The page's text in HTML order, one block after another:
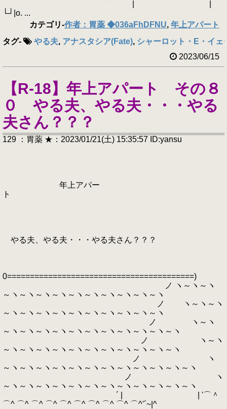
└┘|o. ...
カテゴリ-作者：胃薬 ◆036aFhDFNU, 年上アパート
タグ- やる夫, アナスタシア(Fate), シャーロット・E・イェ
2023/06/15
【R-18】年上アパート その８
０ やる夫、やる夫・・・やる
夫さん？？？
129 ：胃薬 ★：2023/01/21(土) 15:35:57 ID:yansu
年上アパー
ト
やる夫、やる夫・・・やる夫さん？？？
0=========================================)
ノ ヽ～ヽ～ヽ
～ヽ～ヽ～ヽ～ヽ～ヽ～ヽ～ヽ～ヽ～ヽ～ヽ
ノ ヽ～ヽ～ヽ
～ヽ～ヽ～ヽ～ヽ～ヽ～ヽ～ヽ～ヽ～ヽ～ヽ
ノ ヽ～ヽ
～ヽ～ヽ～ヽ～ヽ～ヽ～ヽ～ヽ～ヽ～ヽ～ヽ～ヽ
ノ ヽ～ヽ
～ヽ～ヽ～ヽ～ヽ～ヽ～ヽ～ヽ～ヽ～ヽ～ヽ～ヽ
ノ ヽ
～ヽ～ヽ～ヽ～ヽ～ヽ～ヽ～ヽ～ヽ～ヽ～ヽ～ヽ～ヽ
ノ ヽ
～ヽ～ヽ～ヽ～ヽ～ヽ～ヽ～ヽ～ヽ～ヽ～ヽ～ヽ～ヽ
´ | | '⌒＾
⌒^ ⌒^ ⌒^ ⌒^ ⌒^ ⌒^ ⌒^ ⌒^ ⌒^ ⌒^'´~|^